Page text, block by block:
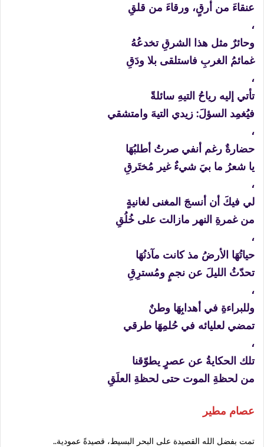
عنقاءَ من أرقٍ، ورقاءَ من قلقِ
،
وحائرٌ مثل هذا الشرقِ تخدعُهُ
غمائمُ الغربِ فاستلقى بلا ودَقِ
،
تأتي إليه رياحُ التيهِ سائلةً
فيُغمِد السؤلَ: زيدي التيهَ وامتشقي
،
حضارةٌ رغم أنفي صرتُ أطلبُهَا
يا شعرُ ما بيَ شيءٌ غير مُختَرقِ
،
لي فيكَ أن أنسجَ المغنى لغانيةٍ
من غمرةِ النهر مازالت على خُلُقِ
،
حياتُهَا الأرضُ مذ كانت مآذنُهَا
تحدّثُ الليلَ عن نجمٍ ومُسترِقِ
،
وللبراءةِ في أهدابِهَا وطنٌ
تمضي لعليائه في حُلمِهَا طرقي
،
تلك الحكايةُ عن عصرٍ يطوّقنا
من لحظةِ الموت حتى لحظةِ العلَقِ
عصام مطير
تمت بفضل الله القصيدة على البحر البسيط، قصيدةً عمودية..